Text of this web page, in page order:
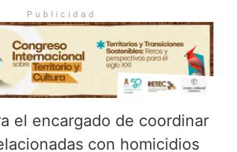
Publicidad
el encargado de coordinar
con homicidios